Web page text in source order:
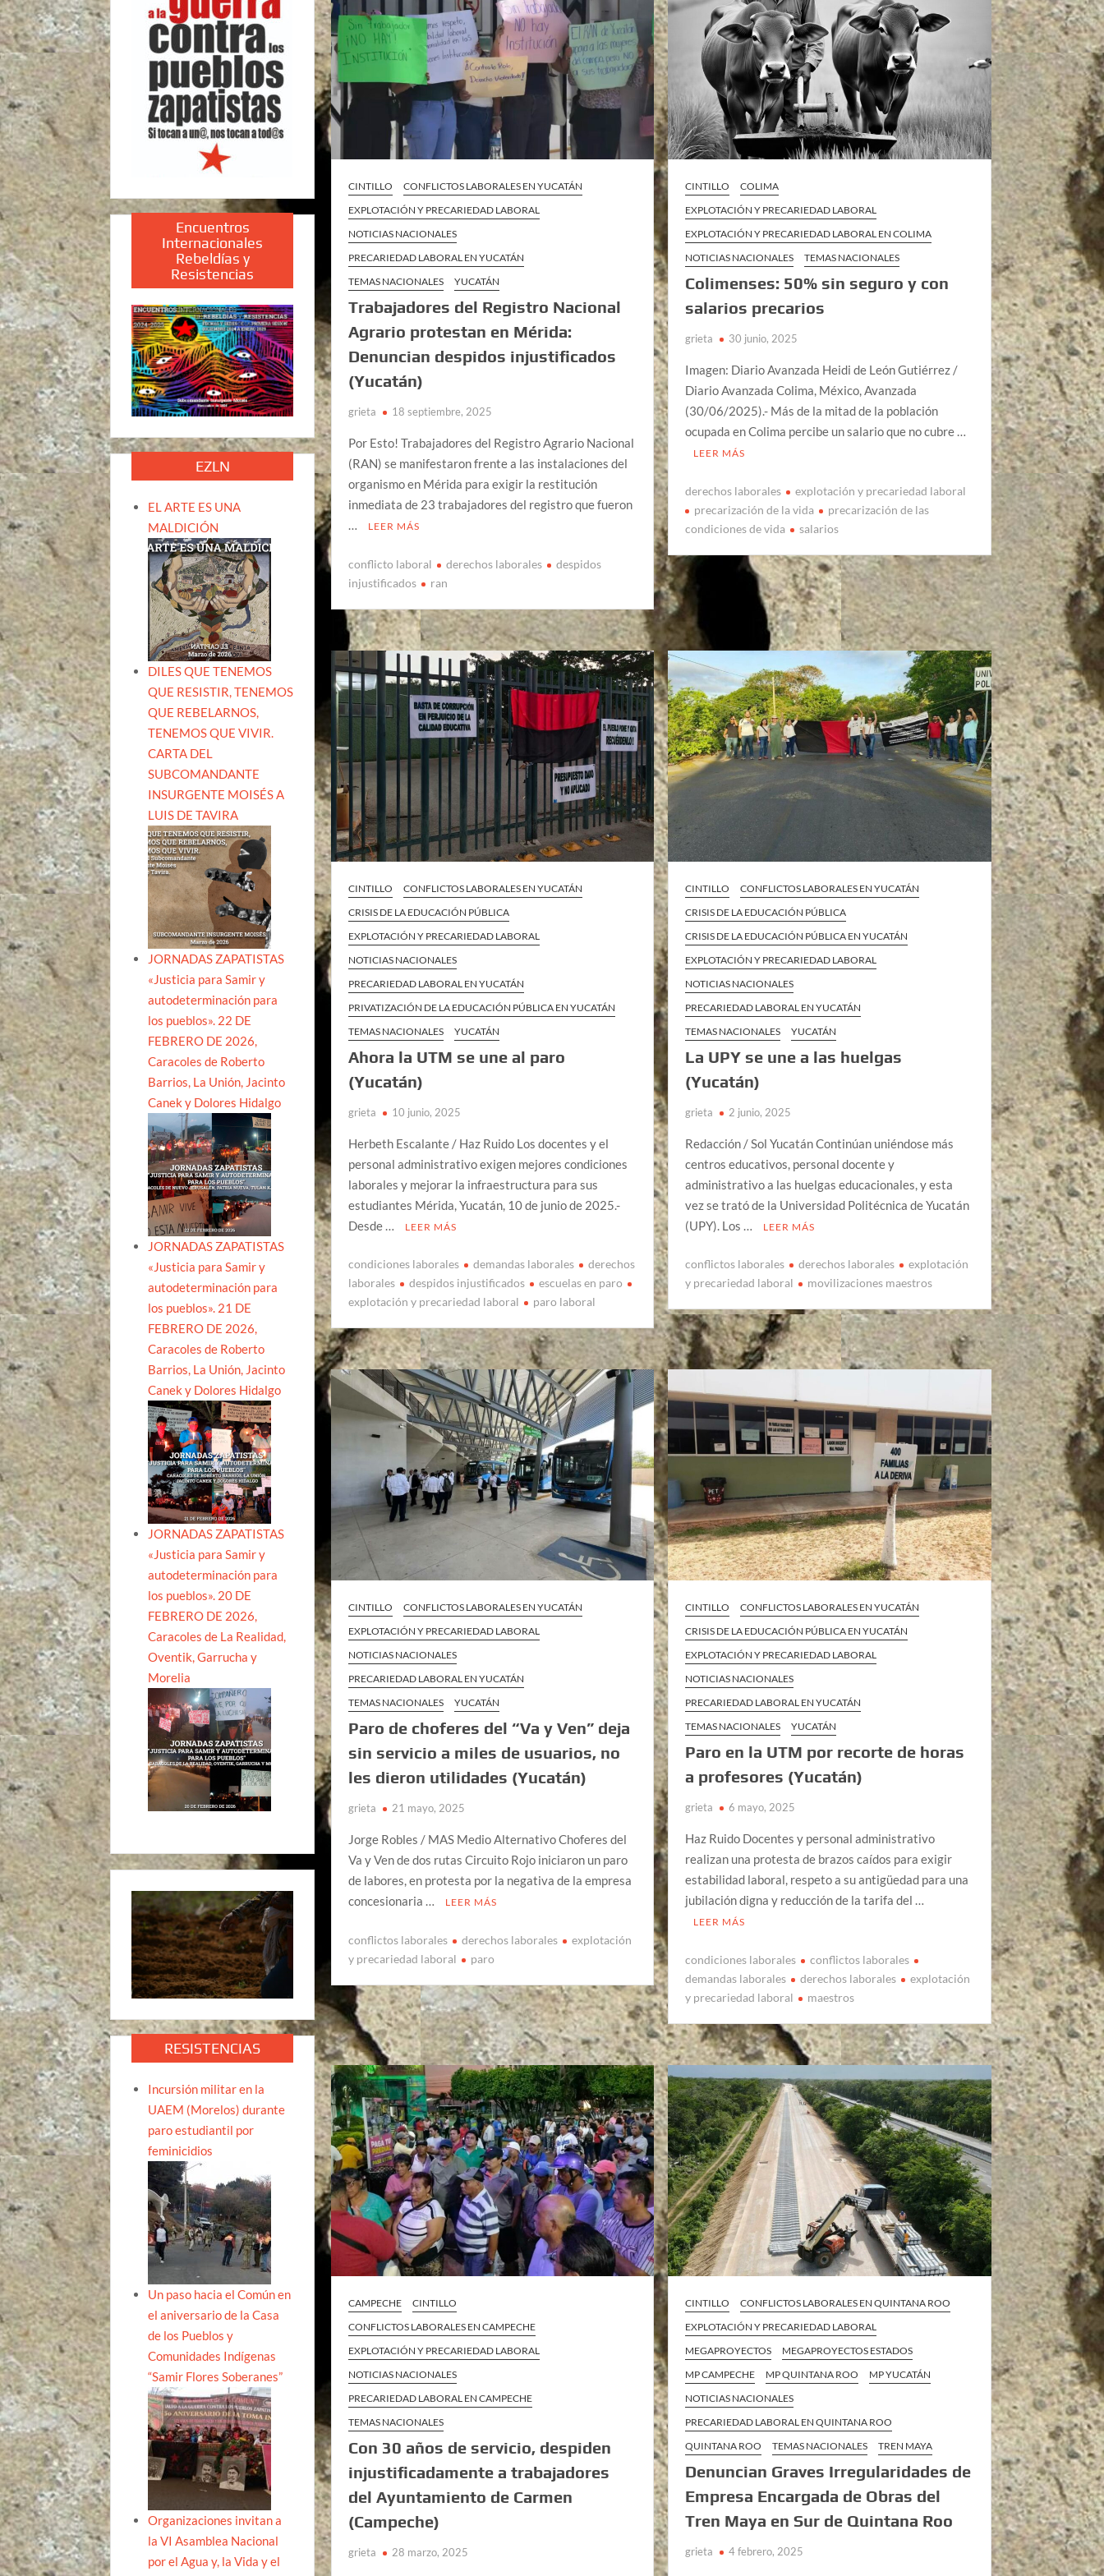
CINTILLO
CONFLICTOS LABORALES EN YUCATÁN
EXPLOTACIÓN Y PRECARIEDAD LABORAL
NOTICIAS NACIONALES
PRECARIEDAD LABORAL EN YUCATÁN
TEMAS NACIONALES
YUCATÁN
Trabajadores del Registro Nacional
Agrario protestan en Mérida:
Denuncian despidos injustificados
(Yucatán)
grieta 18 septiembre, 2025
Por Esto! Trabajadores del Registro Agrario Nacional
(RAN) se manifestaron frente a las instalaciones del
organismo en Mérida para exigir la restitución
inmediata de 23 trabajadores del registro que fueron
…
LEER MÁS
conflicto laboral derechos laborales
despidos
injustificados
ran
CINTILLO
COLIMA
EXPLOTACIÓN Y PRECARIEDAD LABORAL
EXPLOTACIÓN Y PRECARIEDAD LABORAL EN COLIMA
NOTICIAS NACIONALES
TEMAS NACIONALES
Colimenses: 50% sin seguro y con
salarios precarios
grieta 30 junio, 2025
Imagen: Diario Avanzada Heidi de León Gutiérrez /
Diario Avanzada Colima, México, Avanzada
(30/06/2025).- Más de la mitad de la población
ocupada en Colima percibe un salario que no cubre …
LEER MÁS
derechos laborales
explotación y precariedad laboral
precarización de la vida
precarización de las
condiciones de vida
salarios
CINTILLO
CONFLICTOS LABORALES EN YUCATÁN
CRISIS DE LA EDUCACIÓN PÚBLICA
EXPLOTACIÓN Y PRECARIEDAD LABORAL
NOTICIAS NACIONALES
PRECARIEDAD LABORAL EN YUCATÁN
PRIVATIZACIÓN DE LA EDUCACIÓN PÚBLICA EN YUCATÁN
TEMAS NACIONALES
YUCATÁN
Ahora la UTM se une al paro
(Yucatán)
grieta 10 junio, 2025
Herbeth Escalante / Haz Ruido Los docentes y el
personal administrativo exigen mejores condiciones
laborales y mejorar la infraestructura para sus
estudiantes Mérida, Yucatán, 10 de junio de 2025.-
Desde …
LEER MÁS
condiciones laborales demandas laborales
derechos
laborales
despidos injustificados
escuelas en paro
explotación y precariedad laboral
paro laboral
CINTILLO
CONFLICTOS LABORALES EN YUCATÁN
CRISIS DE LA EDUCACIÓN PÚBLICA
CRISIS DE LA EDUCACIÓN PÚBLICA EN YUCATÁN
EXPLOTACIÓN Y PRECARIEDAD LABORAL
NOTICIAS NACIONALES
PRECARIEDAD LABORAL EN YUCATÁN
TEMAS NACIONALES
YUCATÁN
La UPY se une a las huelgas
(Yucatán)
grieta 2 junio, 2025
Redacción / Sol Yucatán Continúan uniéndose más
centros educativos, personal docente y
administrativo a las huelgas educacionales, y esta
vez se trató de la Universidad Politécnica de Yucatán
(UPY). Los …
LEER MÁS
conflictos laborales derechos laborales
explotación
y precariedad laboral
movilizaciones maestros
CINTILLO
CONFLICTOS LABORALES EN YUCATÁN
EXPLOTACIÓN Y PRECARIEDAD LABORAL
NOTICIAS NACIONALES
PRECARIEDAD LABORAL EN YUCATÁN
TEMAS NACIONALES
YUCATÁN
Paro de choferes del “Va y Ven” deja
sin servicio a miles de usuarios, no
les dieron utilidades (Yucatán)
grieta 21 mayo, 2025
Jorge Robles / MAS Medio Alternativo Choferes del
Va y Ven de dos rutas Circuito Rojo iniciaron un paro
de labores, en protesta por la negativa de la empresa
concesionaria …
LEER MÁS
conflictos laborales derechos laborales
explotación
y precariedad laboral
paro
CINTILLO
CONFLICTOS LABORALES EN YUCATÁN
CRISIS DE LA EDUCACIÓN PÚBLICA EN YUCATÁN
EXPLOTACIÓN Y PRECARIEDAD LABORAL
NOTICIAS NACIONALES
PRECARIEDAD LABORAL EN YUCATÁN
TEMAS NACIONALES
YUCATÁN
Paro en la UTM por recorte de horas
a profesores (Yucatán)
grieta 6 mayo, 2025
Haz Ruido Docentes y personal administrativo
realizan una protesta de brazos caídos para exigir
estabilidad laboral, respeto a su antigüedad para una
jubilación digna y reducción de la tarifa del …
LEER MÁS
condiciones laborales
conflictos laborales
demandas laborales
derechos laborales
explotación
y precariedad laboral
maestros
CAMPECHE
CINTILLO
CONFLICTOS LABORALES EN CAMPECHE
EXPLOTACIÓN Y PRECARIEDAD LABORAL
NOTICIAS NACIONALES
PRECARIEDAD LABORAL EN CAMPECHE
TEMAS NACIONALES
Con 30 años de servicio, despiden
injustificadamente a trabajadores
del Ayuntamiento de Carmen
(Campeche)
grieta 28 marzo, 2025
CINTILLO
CONFLICTOS LABORALES EN QUINTANA ROO
EXPLOTACIÓN Y PRECARIEDAD LABORAL
MEGAPROYECTOS
MEGAPROYECTOS ESTADOS
MP CAMPECHE
MP QUINTANA ROO
MP YUCATÁN
NOTICIAS NACIONALES
PRECARIEDAD LABORAL EN QUINTANA ROO
QUINTANA ROO
TEMAS NACIONALES TREN MAYA
Denuncian Graves Irregularidades de
Empresa Encargada de Obras del
Tren Maya en Sur de Quintana Roo
grieta 4 febrero, 2025
Encuentros
Internacionales
Rebeldías y
Resistencias
EZLN
EL ARTE ES UNA
MALDICIÓN
DILES QUE TENEMOS
QUE RESISTIR, TENEMOS
QUE REBELARNOS,
TENEMOS QUE VIVIR.
CARTA DEL
SUBCOMANDANTE
INSURGENTE MOISÉS A
LUIS DE TAVIRA
JORNADAS ZAPATISTAS
«Justicia para Samir y
autodeterminación para
los pueblos». 22 DE
FEBRERO DE 2026,
Caracoles de Roberto
Barrios, La Unión, Jacinto
Canek y Dolores Hidalgo
JORNADAS ZAPATISTAS
«Justicia para Samir y
autodeterminación para
los pueblos». 21 DE
FEBRERO DE 2026,
Caracoles de Roberto
Barrios, La Unión, Jacinto
Canek y Dolores Hidalgo
JORNADAS ZAPATISTAS
«Justicia para Samir y
autodeterminación para
los pueblos». 20 DE
FEBRERO DE 2026,
Caracoles de La Realidad,
Oventik, Garrucha y
Morelia
RESISTENCIAS
Incursión militar en la
UAEM (Morelos) durante
paro estudiantil por
feminicidios
Un paso hacia el Común en
el aniversario de la Casa
de los Pueblos y
Comunidades Indígenas
“Samir Flores Soberanes”
Organizaciones invitan a
la VI Asamblea Nacional
por el Agua y, la Vida y el